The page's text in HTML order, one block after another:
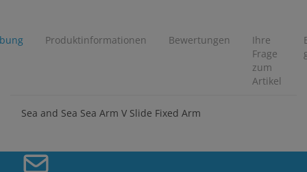
Produktinformationen Bewertungen
Ihre
Frage
zum
Artikel
Sea and Sea Sea Arm V Slide Fixed Arm